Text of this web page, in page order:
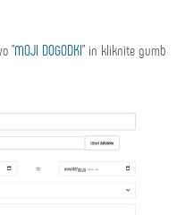
"MOJI DOGODKI" in kliknite gumb